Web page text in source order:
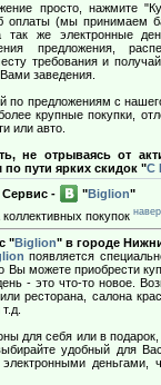
просто, нажмите
оплаты (мы принимаем
так же электронные
предложения,
требования и
заведения.
по предложениям с
крупные покупки,
или авто.
не отрываясь от
пути ярких скидок "С
Сервис - "Biglion"
покупок
"Biglion" в городе
появляется
Вы можете приобрести
- это что-то новое.
ресторана, салона
для себя или в
удобный для
электронными деньгами,